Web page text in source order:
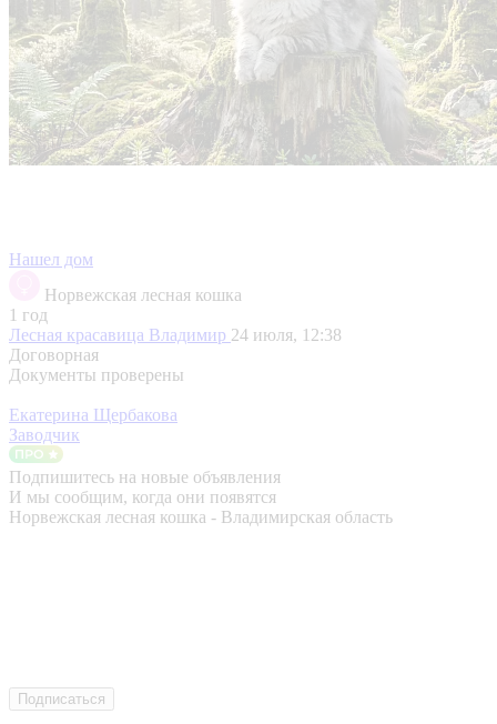
Нашел дом
Норвежская лесная кошка
1 год
Лесная красавица Владимир 24 июля, 12:38
Договорная
Документы проверены
Екатерина Щербакова
Заводчик
Подпишитесь на новые объявления
И мы сообщим, когда они появятся
Норвежская лесная кошка - Владимирская область
Подписаться